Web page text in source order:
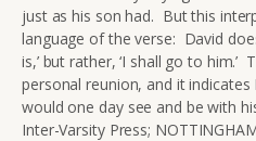
just as his son had. But this
language of the verse: David
is,’ but rather, ‘I shall go to him.’
personal reunion, and it indicates
would one day see and be with
Inter-Varsity Press;